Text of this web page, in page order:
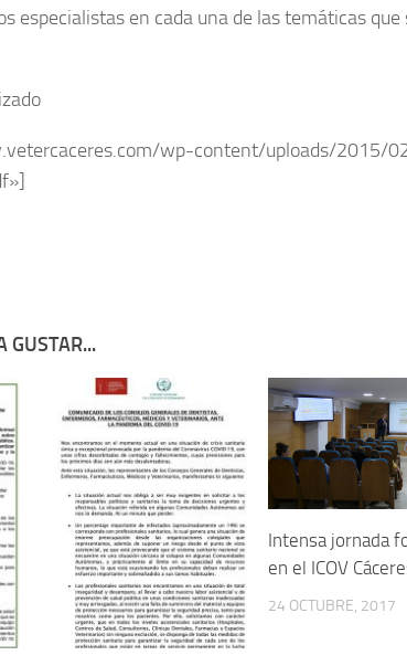
especialistas en cada una de las temáticas que
wp-content/uploads/2015/
GUSTAR...
Intensa jornada
en el ICOV
24 OCTUBRE, 2017